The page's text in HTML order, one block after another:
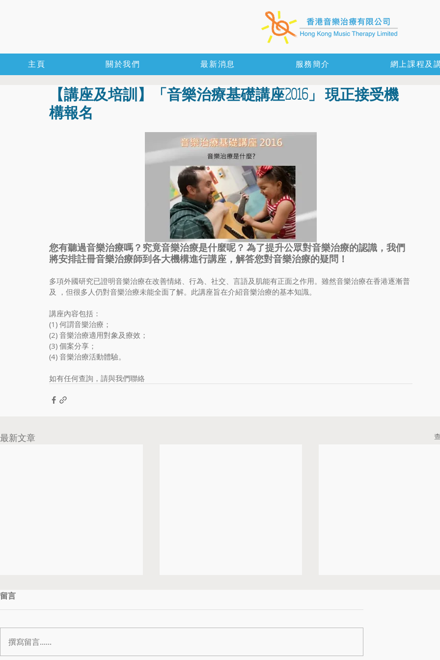
主頁 關於我們 最新消息 服務簡介 網上課程及
【講座及培訓】「音樂治療基礎講座2016」 現正接受機
構報名
您有聽過音樂治療嗎？究竟音樂治療是什麼呢？ 為了提升公眾對音樂治療的認識，我們
將安排註冊音樂治療師到各大機構進行講座，解答您對音樂治療的疑問！
多項外國研究已證明音樂治療在改善情緒、行為、社交、言語及肌能有正面之作用。雖然音樂治療在香港逐漸普
及 ，但很多人仍對音樂治療未能全面了解。此講座旨在介紹音樂治療的基本知識。
講座內容包括：
(1) 何謂音樂治療；
(2) 音樂治療適用對象及療效；
(3) 個案分享；
(4) 音樂治療活動體驗。
如有任何查詢，請與我們聯絡
最新文章
留言
撰寫留言......